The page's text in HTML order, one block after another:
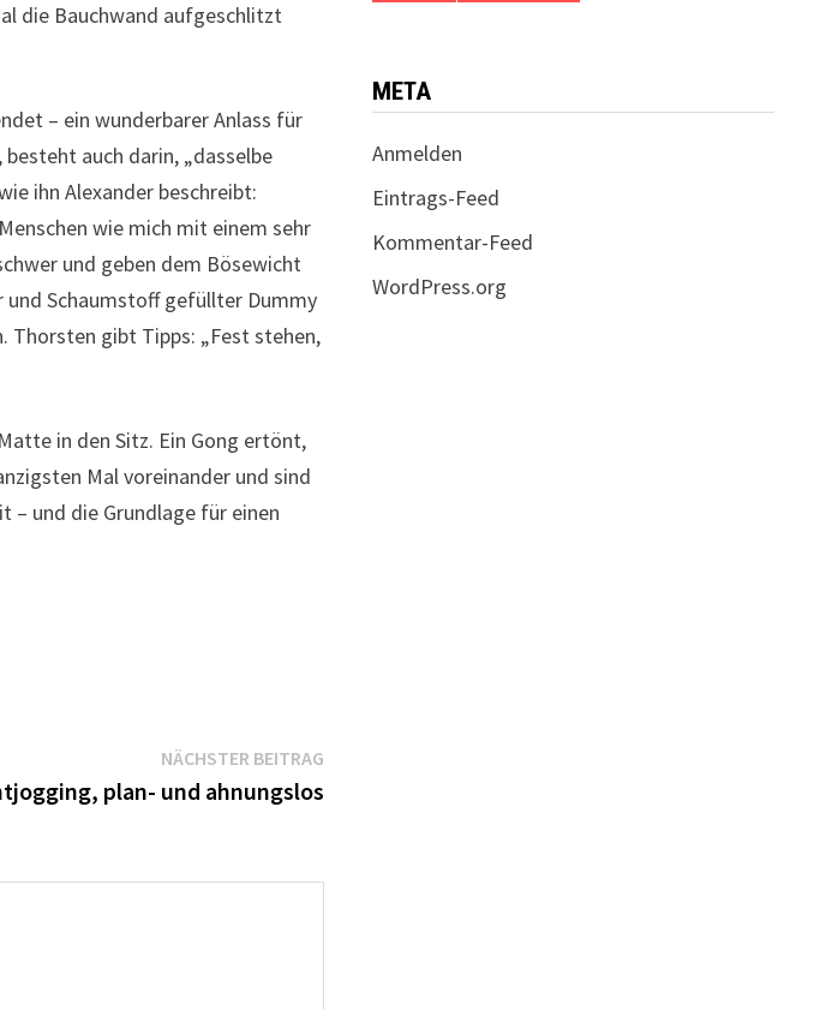
die Bauchwand aufgeschlitzt
– ein wunderbarer Anlass für
auch darin, „dasselbe
ihn Alexander beschreibt:
wie mich mit einem sehr
und geben dem Bösewicht
und Schaumstoff gefüllter Dummy
Thorsten gibt Tipps: „Fest stehen,
in den Sitz. Ein Gong ertönt,
Mal voreinander und sind
– und die Grundlage für einen
NÄCHSTER BEITRAGNächster
Beitrag:
plan- und ahnungslos
META
Anmelden
Eintrags-Feed
Kommentar-Feed
WordPress.org